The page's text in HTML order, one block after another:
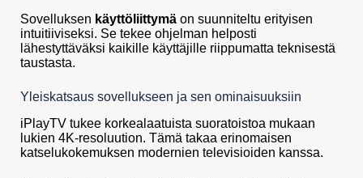
Sovelluksen käyttöliittymä on suunniteltu erityisen
intuitiiviseksi. Se tekee ohjelman helposti
lähestyttäväksi kaikille käyttäjille riippumatta teknisestä
taustasta.
Yleiskatsaus sovellukseen ja sen ominaisuuksiin
iPlayTV tukee korkealaatuista suoratoistoa mukaan
lukien 4K-resoluution. Tämä takaa erinomaisen
katselukokemuksen modernien televisioiden kanssa.